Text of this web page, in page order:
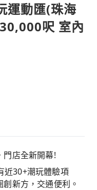
運動匯(珠海
呎 室內
門店全新開幕!
近30+潮玩體驗項
新方，交通便利。